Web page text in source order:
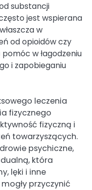
substancji
jest wspierana
w
od opioidów czy
w łagodzeniu
i zapobieganiu
leczenia
fizycznego
fizyczną i
towarzyszących.
psychiczne,
która
lęki i inne
przyczynić